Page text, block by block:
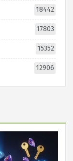
18442
17803
15352
12906